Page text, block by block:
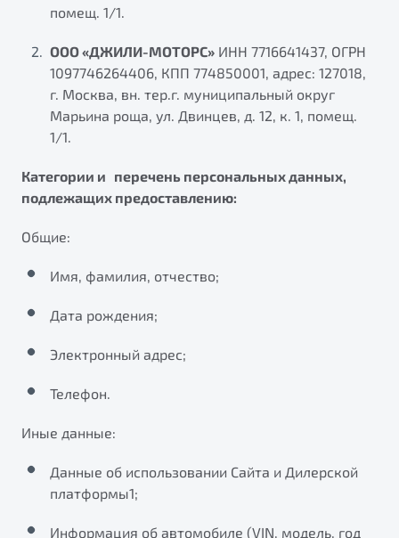
помещ. 1/1.
ООО «ДЖИЛИ-МОТОРС» ИНН 7716641437, ОГРН
1097746264406, КПП 774850001, адрес: 127018,
г. Москва, вн. тер.г. муниципальный округ
Марьина роща, ул. Двинцев, д. 12, к. 1, помещ.
1/1.
Категории и перечень персональных данных,
подлежащих предоставлению:
Общие:
Имя, фамилия, отчество;
Дата рождения;
Электронный адрес;
Телефон.
Иные данные:
Данные об использовании Сайта и Дилерской
платформы1;
Информация об автомобиле (VIN, модель, год